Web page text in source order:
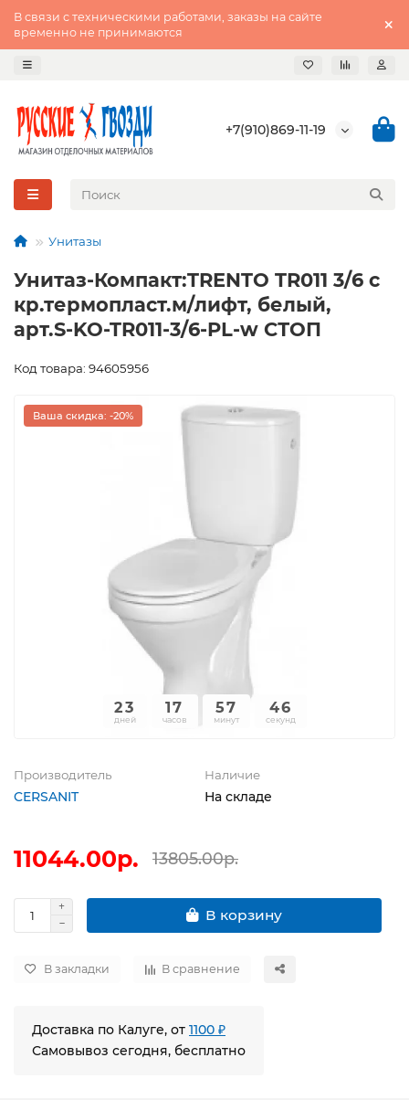
В связи с техническими работами, заказы на сайте
временно не принимаются
+7(910)869-11-19
Унитазы
Унитаз-Компакт:TRENTO TR011 3/6 с
кр.термопласт.м/лифт, белый,
арт.S-KO-TR011-3/6-PL-w СТОП
Код товара: 94605956
Ваша скидка: -20%
23
дней
17
часов
57
минут
46
секунд
Производитель
CERSANIT
Наличие
На складе
11044.00р. 13805.00р.
В корзину
В закладки В сравнение
Доставка по Калуге, от 1100 ₽
Самовывоз сегодня, бесплатно